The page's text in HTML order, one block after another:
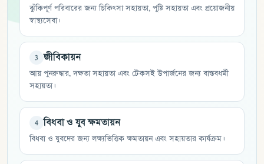
ঝুঁকিপূর্ণ পরিবারের জন্য চিকিৎসা সহায়তা, পুষ্টি সহায়তা এবং প্রয়োজনীয়
স্বাস্থ্যসেবা।
3 জীবিকায়ন
আয় পুনরুদ্ধার, দক্ষতা সহায়তা এবং টেকসই উপার্জনের জন্য বাস্তবধর্মী
সহায়তা।
4 বিধবা ও যুব ক্ষমতায়ন
বিধবা ও যুবদের জন্য লক্ষ্যভিত্তিক ক্ষমতায়ন এবং সহায়তার কার্যক্রম।